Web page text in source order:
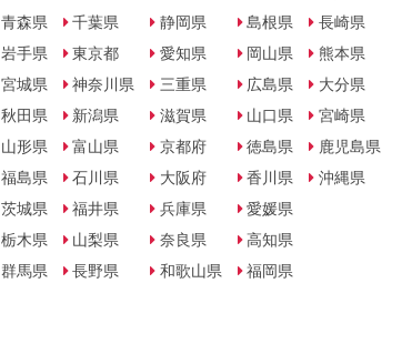
青森県
岩手県
宮城県
秋田県
山形県
福島県
茨城県
栃木県
群馬県
千葉県
東京都
神奈川県
新潟県
富山県
石川県
福井県
山梨県
長野県
静岡県
愛知県
三重県
滋賀県
京都府
大阪府
兵庫県
奈良県
和歌山県
島根県
岡山県
広島県
山口県
徳島県
香川県
愛媛県
高知県
福岡県
長崎県
熊本県
大分県
宮崎県
鹿児島県
沖縄県